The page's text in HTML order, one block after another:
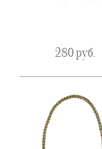
280руб.